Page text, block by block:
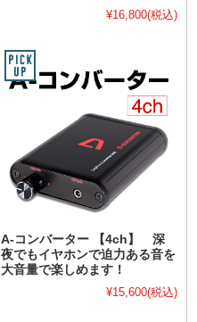
¥16,800(税込)
A-コンバーター 【4ch】 深
夜でもイヤホンで迫力ある音を
大音量で楽しめます！
¥15,600(税込)